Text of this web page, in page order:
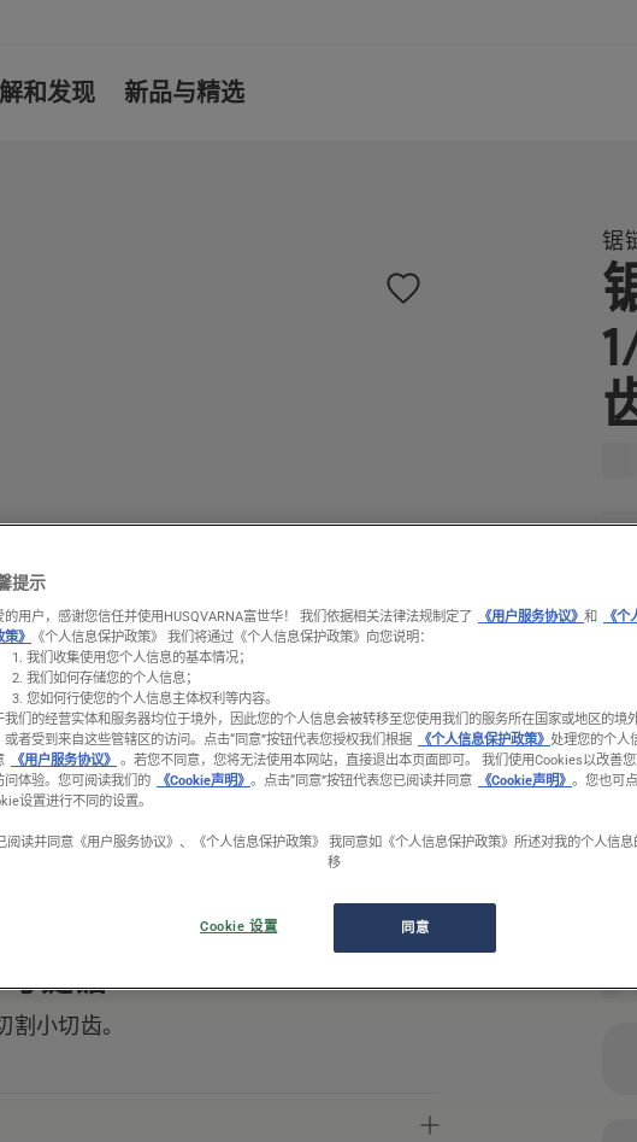
和发现 新品与精选
1/1
锯
链锯
小切齿。
提示
的用户，感谢您信任并使用HUSQVARNA富世华！ 我们依据相关法律法规制定了 《用户服务协议》 和
《
》
《个人信息保护政策》 我们将通过《个人信息保护政策》向您说明：
我们收集使用您个人信息的基本情况；
我们如何存储您的个人信息；
您如何行使您的个人信息主体权利等内容。
我们的经营实体和服务器均位于境外，因此您的个人信息会被转移至您使用我们的服务所在国家或地区的境
或者受到来自这些管辖区的访问。 点击“同意”按钮代表您授权我们根据 《个人信息保护政策》 处理您的个人
《用户服务协议》 。若您不同意，您将无法使用本网站，直接退出本页面即可。 我们使用Cookies以改善
问体验。您可阅读我们的
《Cookie声明》 。点击“同意”按钮代表您已阅读并同意 《Cookie声明》 。您也可
设置进行不同的设置。
阅读并同意《用户服务协议》、《个人信息保护政策》 我同意如《个人信息保护政策》所述对我的个人信息
移
同意
Cookie 设置